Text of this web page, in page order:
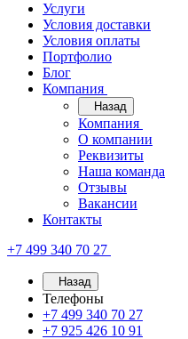
Услуги
Условия доставки
Условия оплаты
Портфолио
Блог
Компания
Назад
Компания
О компании
Реквизиты
Наша команда
Отзывы
Вакансии
Контакты
+7 499 340 70 27
Назад
Телефоны
+7 499 340 70 27
+7 925 426 10 91